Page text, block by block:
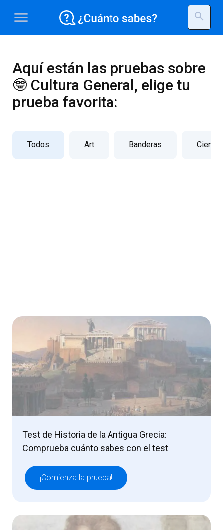
menu search
Aquí están las pruebas sobre
🤓 Cultura General, elige tu
prueba favorita:
Todos Art Banderas
Test de Historia de la Antigua Grecia:
Comprueba cuánto sabes con el test
¡Comienza la prueba!